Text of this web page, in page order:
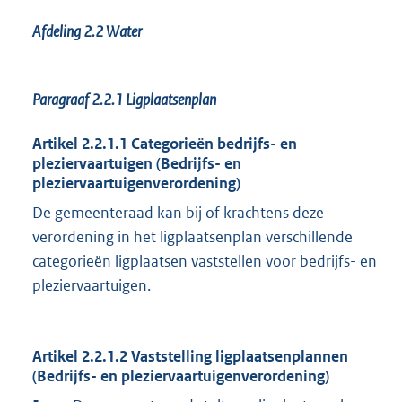
Afdeling 2.2 Water
Paragraaf 2.2.1 Ligplaatsenplan
Artikel 2.2.1.1 Categorieën bedrijfs- en
pleziervaartuigen (Bedrijfs- en
pleziervaartuigenverordening)
De gemeenteraad kan bij of krachtens deze
verordening in het ligplaatsenplan verschillende
categorieën ligplaatsen vaststellen voor bedrijfs- en
pleziervaartuigen.
Artikel 2.2.1.2 Vaststelling ligplaatsenplannen
(Bedrijfs- en pleziervaartuigenverordening)